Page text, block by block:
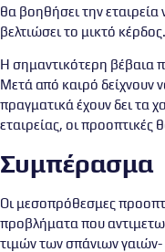
θα βοηθήσει την
βελτιώσει το μικτό κέρδος.
Η σημαντικότερη βέβαια
Μετά από καιρό δείχνουν
πραγματικά έχουν δει τα
εταιρείας, οι προοπτικές
Συμπέρασμα
Οι μεσοπρόθεσμες
προβλήματα που
τιμών των σπάνιων γαιών-